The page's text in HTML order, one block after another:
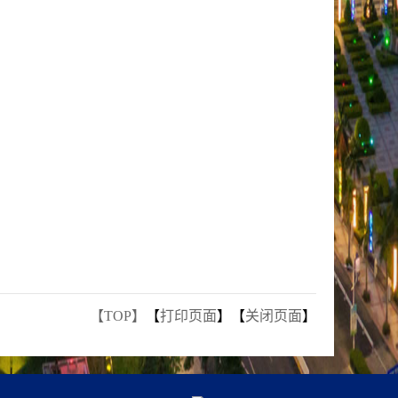
【TOP】 【打印页面】【关闭页面】